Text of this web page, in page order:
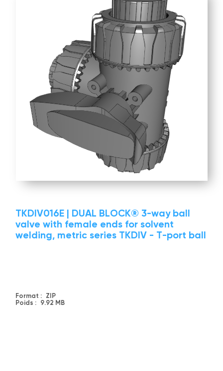
TKDIV016E | DUAL BLOCK® 3-way ball
valve with female ends for solvent
welding, metric series TKDIV - T-port ball
Format : ZIP
Poids : 9.92 MB